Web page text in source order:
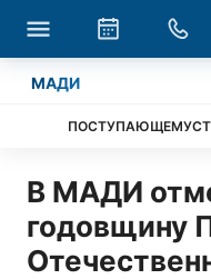
МАДИ
ПОСТУПАЮЩЕМУ
В МАДИ
годовщину